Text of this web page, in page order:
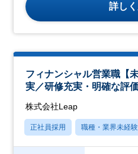
詳し
フィナンシャル営業職【
実／研修充実・明確な評
株式会社Leap
正社員採用 職種・業界未経